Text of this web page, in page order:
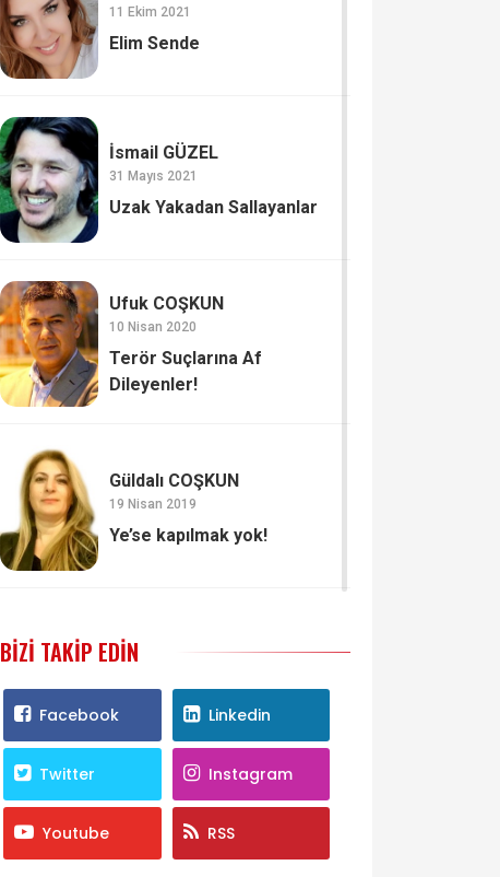
11 Ekim 2021
Elim Sende
İsmail GÜZEL
31 Mayıs 2021
Uzak Yakadan Sallayanlar
Ufuk COŞKUN
10 Nisan 2020
Terör Suçlarına Af
Dileyenler!
Güldalı COŞKUN
19 Nisan 2019
Ye’se kapılmak yok!
BIZI TAKIP EDIN
Facebook Linkedin
Twitter Instagram
Youtube RSS